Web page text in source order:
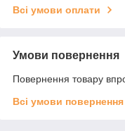
Всі умови оплати
Умови повернення
Повернення товару
Всі умови повернення